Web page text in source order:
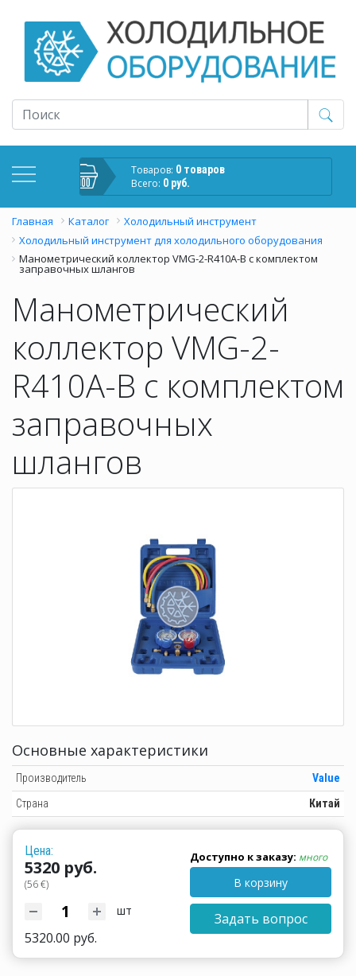
Товаров: 0 товаров
Всего: 0 руб.
Главная Каталог
Холодильный инструмент
Холодильный инструмент для холодильного оборудования
Манометрический коллектор VMG-2-R410A-B с комплектом
заправочных шлангов
Манометрический
коллектор VMG-2-
R410A-B с комплектом
заправочных
шлангов
Основные характеристики
Производитель
Value
Страна
Китай
Цена:
5320 руб.
(56 €)
шт
5320.00 руб.
Доступно к заказу: много
В корзину
Задать вопрос